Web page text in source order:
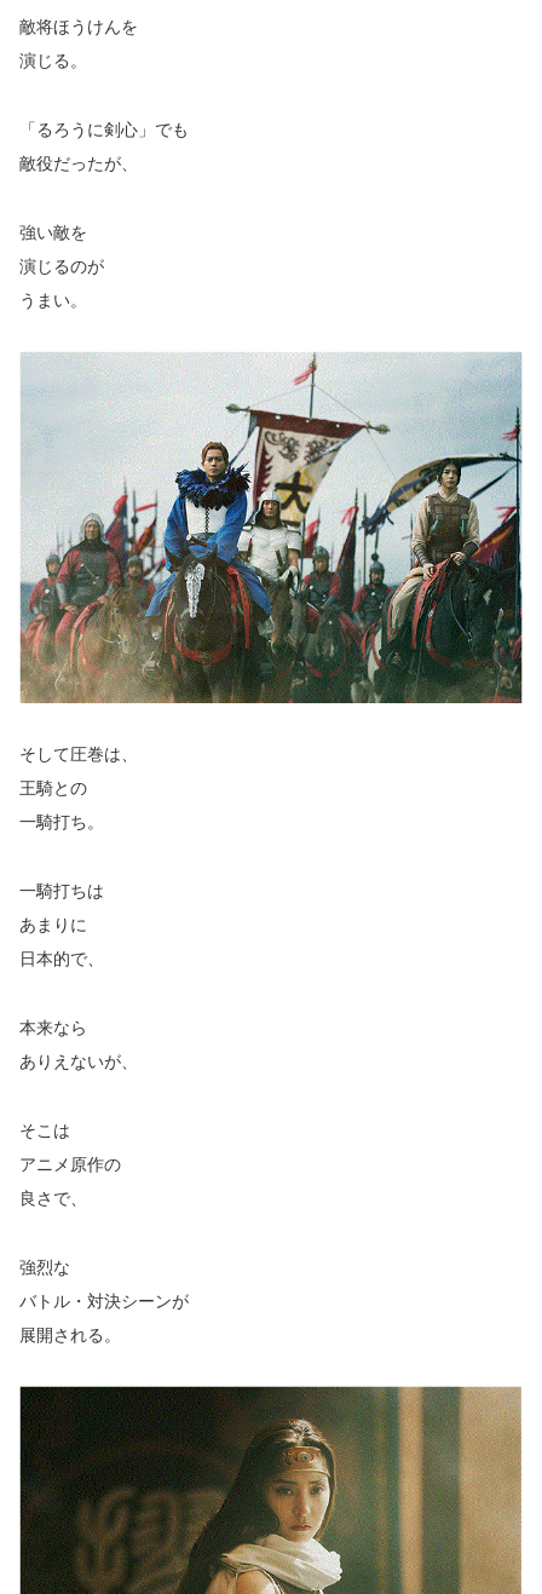
敵将ほうけんを
演じる。
「るろうに剣心」でも
敵役だったが、
強い敵を
演じるのが
うまい。
そして圧巻は、
王騎との
一騎打ち。
一騎打ちは
あまりに
日本的で、
本来なら
ありえないが、
そこは
アニメ原作の
良さで、
強烈な
バトル・対決シーンが
展開される。